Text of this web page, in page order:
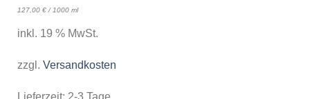
127,00 €/1000 ml
inkl. 19 % MwSt.
zzgl. Versandkosten
Lieferzeit: 2-3 Tage